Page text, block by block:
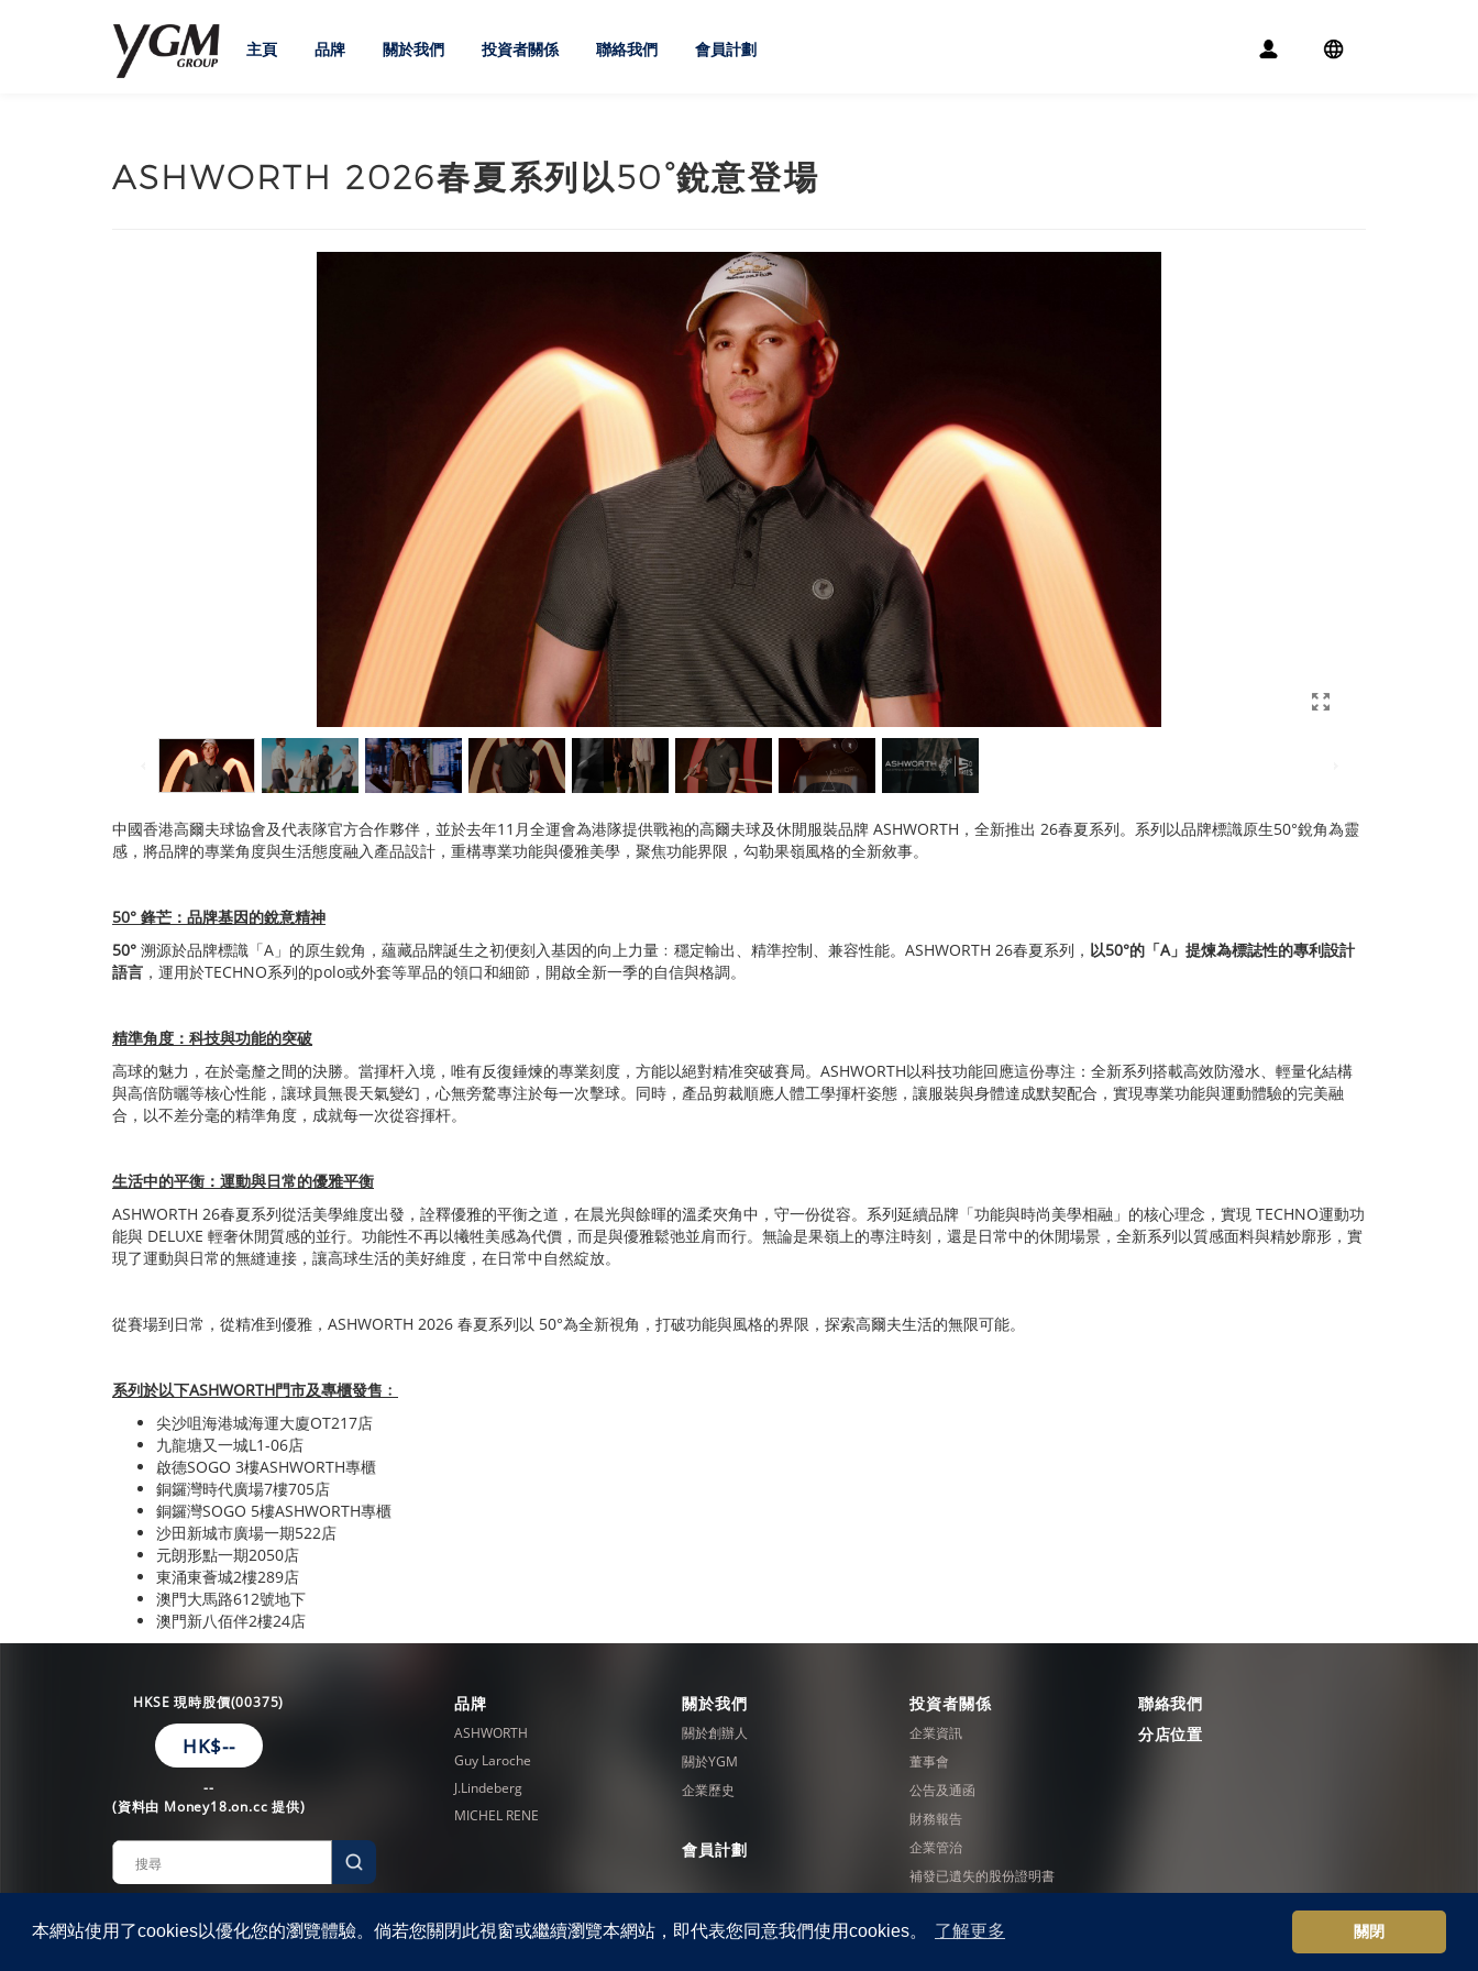
本網站使用了cookies以優化您的瀏覽體驗。倘若您關閉此視窗或繼續瀏覽本網站，即代表您同意我們使用cookies。 了解更多 關閉
主頁 品牌 關於我們 投資者關係 聯絡我們 會員計劃
ASHWORTH 2026春夏系列以50°銳意登場
中國香港高爾夫球協會及代表隊官方合作夥伴，並於去年11月全運會為港隊提供戰袍的高爾夫球及休閒服裝品牌 ASHWORTH，全新推出 26春夏系列。系列以品牌標識原生50°銳角為靈
感，將品牌的專業角度與生活態度融入產品設計，重構專業功能與優雅美學，聚焦功能界限，勾勒果嶺風格的全新敘事。
50° 鋒芒：品牌基因的銳意精神
50° 溯源於品牌標識「A」的原生銳角，蘊藏品牌誕生之初便刻入基因的向上力量﹕穩定輸出、精準控制、兼容性能。ASHWORTH 26春夏系列， 以50°的「A」提煉為標誌性的專利設計
語言 ，運用於TECHNO系列的polo或外套等單品的領口和細節，開啟全新一季的自信與格調。
精準角度：科技與功能的突破
高球的魅力，在於毫釐之間的決勝。當揮杆入境，唯有反復錘煉的專業刻度，方能以絕對精准突破賽局。ASHWORTH以科技功能回應這份專注：全新系列搭載高效防潑水、輕量化結構
與高倍防曬等核心性能，讓球員無畏天氣變幻，心無旁騖專注於每一次擊球。同時，產品剪裁順應人體工學揮杆姿態，讓服裝與身體達成默契配合，實現專業功能與運動體驗的完美融
合，以不差分毫的精準角度，成就每一次從容揮杆。
生活中的平衡：運動與日常的優雅平衡
ASHWORTH 26春夏系列從活美學維度出發，詮釋優雅的平衡之道，在晨光與餘暉的溫柔夾角中，守一份從容。系列延續品牌「功能與時尚美學相融」的核心理念，實現 TECHNO運動功
能與 DELUXE 輕奢休閒質感的並行。功能性不再以犧牲美感為代價，而是與優雅鬆弛並肩而行。無論是果嶺上的專注時刻，還是日常中的休閒場景，全新系列以質感面料與精妙廓形，實
現了運動與日常的無縫連接，讓高球生活的美好維度，在日常中自然綻放。
從賽場到日常，從精准到優雅，ASHWORTH 2026 春夏系列以 50°為全新視角，打破功能與風格的界限，探索高爾夫生活的無限可能。
系列於以下ASHWORTH門市及專櫃發售﹕
尖沙咀海港城海運大廈OT217店
九龍塘又一城L1-06店
啟德SOGO 3樓ASHWORTH專櫃
銅鑼灣時代廣場7樓705店
銅鑼灣SOGO 5樓ASHWORTH專櫃
沙田新城市廣場一期522店
元朗形點一期2050店
東涌東薈城2樓289店
澳門大馬路612號地下
澳門新八佰伴2樓24店
HKSE 現時股價(00375)
HK$--
--
(資料由 Money18.on.cc 提供)
品牌
ASHWORTH
Guy Laroche
J.Lindeberg
MICHEL RENE
關於我們
關於創辦人
關於YGM
企業歷史
會員計劃
投資者關係
企業資訊
董事會
公告及通函
財務報告
企業管治
補發已遺失的股份證明書
聯絡我們
分店位置
免責聲明
Copyright © 2020 YGM Trading Company Ltd. 保留一切權利。